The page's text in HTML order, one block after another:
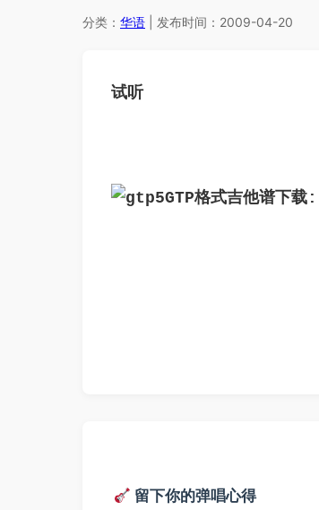
分类： 华语 | 发布时间：2009-04-20
试听
GTP格式吉他谱下载:
留下你的弹唱心得